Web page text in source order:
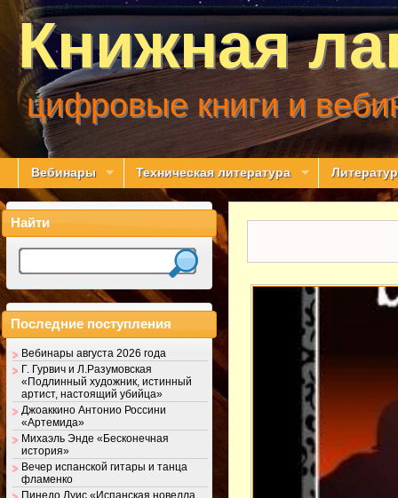
Книжная
цифровые книги и
Вебинары Техническая литература
Найти
Последние поступления
Вебинары августа 2026 года
Г. Гурвич и Л.Разумовская
«Подлинный художник, истинный
артист, настоящий убийца»
Джоаккино Антонио Россини
«Артемида»
Михаэль Энде «Бесконечная
история»
Вечер испанской гитары и танца
фламенко
Пинедо Луис «Испанская новелла